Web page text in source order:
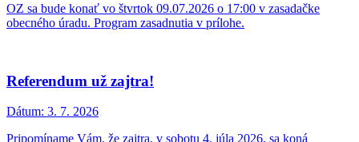
OZ sa bude konať vo štvrtok 09.07.2026 o 17:00 v zasadačke
obecného úradu. Program zasadnutia v prílohe.
Referendum už zajtra!
Dátum: 3. 7. 2026
Pripomíname Vám, že zajtra, v sobotu 4. júla 2026, sa koná